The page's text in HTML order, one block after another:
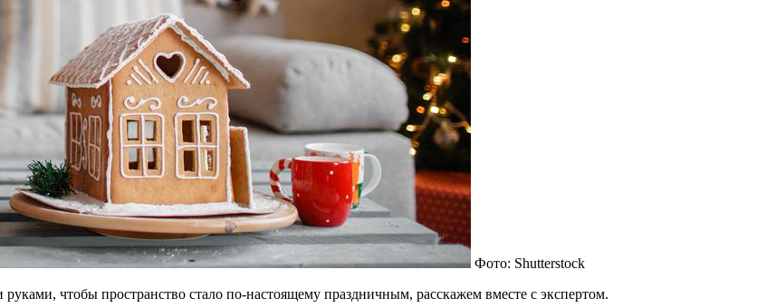
Фото: Shutterstock
чтобы пространство стало по-настоящему праздничным, расскажем вместе с экспертом.